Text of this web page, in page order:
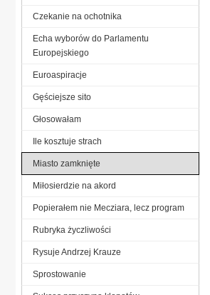
Czekanie na ochotnika
Echa wyborów do Parlamentu
Europejskiego
Euroaspiracje
Gęściejsze sito
Głosowałam
Ile kosztuje strach
Miasto zamknięte
Miłosierdzie na akord
Popierałem nie Mecziara, lecz program
Rubryka życzliwości
Rysuje Andrzej Krauze
Sprostowanie